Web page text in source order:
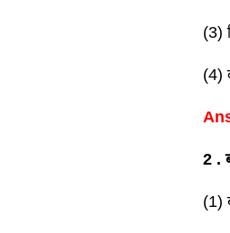
(3)
(4)
2 .
(1)